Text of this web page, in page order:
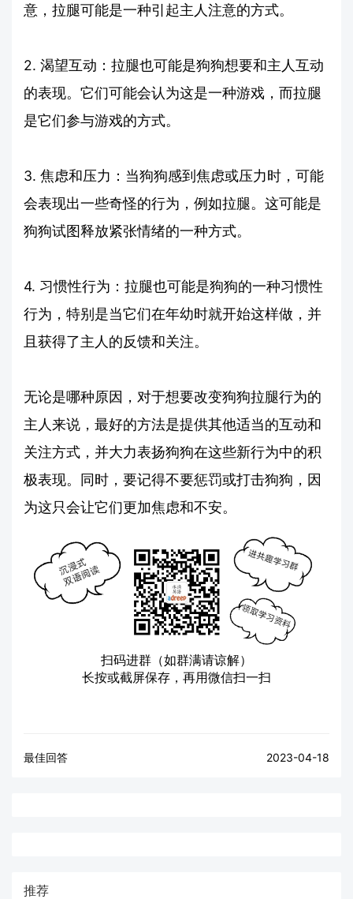
意，拉腿可能是一种引起主人注意的方式。
2. 渴望互动：拉腿也可能是狗狗想要和主人互动
的表现。它们可能会认为这是一种游戏，而拉腿
是它们参与游戏的方式。
3. 焦虑和压力：当狗狗感到焦虑或压力时，可能
会表现出一些奇怪的行为，例如拉腿。这可能是
狗狗试图释放紧张情绪的一种方式。
4. 习惯性行为：拉腿也可能是狗狗的一种习惯性
行为，特别是当它们在年幼时就开始这样做，并
且获得了主人的反馈和关注。
无论是哪种原因，对于想要改变狗狗拉腿行为的
主人来说，最好的方法是提供其他适当的互动和
关注方式，并大力表扬狗狗在这些新行为中的积
极表现。同时，要记得不要惩罚或打击狗狗，因
为这只会让它们更加焦虑和不安。
扫码进群（如群满请谅解）
长按或截屏保存，再用微信扫一扫
最佳回答 2023-04-18
推荐